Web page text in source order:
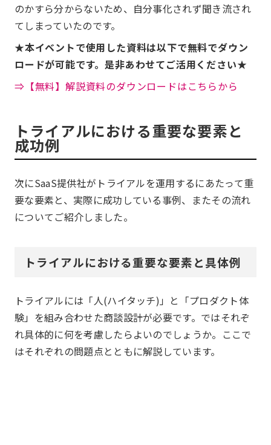
のかすら分からないため、自分事化されず聞き流され
てしまっていたのです。
★本イベントで使用した資料は以下で無料でダウン
ロードが可能です。是非あわせてご活用ください★
⇒【無料】解説資料のダウンロードはこちらから
トライアルにおける重要な要素と
成功例
次にSaaS提供社がトライアルを運用するにあたって重
要な要素と、実際に成功している事例、またその流れ
についてご紹介しました。
トライアルにおける重要な要素と具体例
トライアルには「人(ハイタッチ)」と「プロダクト体
験」を組み合わせた商談設計が必要です。ではそれぞ
れ具体的に何を考慮したらよいのでしょうか。ここで
はそれぞれの問題点とともに解説しています。